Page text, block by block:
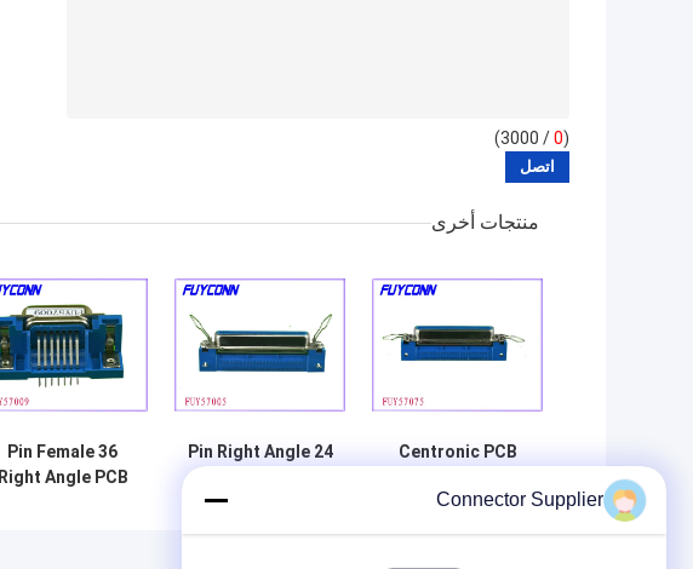
(
0
/ 3000)
منتجات أخرى
Centronic PCB
Female
24 Pin Right Angle
36 Pin Female
Right Angle PCB
Connector Supplier